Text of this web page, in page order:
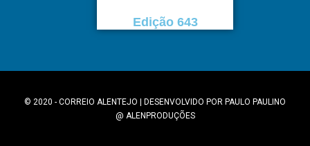
Edição 643
© 2020 - CORREIO ALENTEJO | DESENVOLVIDO POR PAULO PAULINO
@ ALENPRODUÇÕES